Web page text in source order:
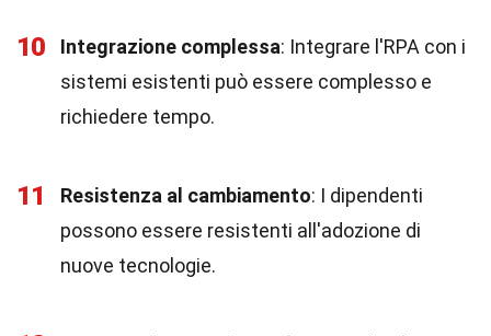
10 Integrazione complessa: Integrare l'RPA con i
sistemi esistenti può essere complesso e
richiedere tempo.
11 Resistenza al cambiamento: I dipendenti
possono essere resistenti all'adozione di
nuove tecnologie.